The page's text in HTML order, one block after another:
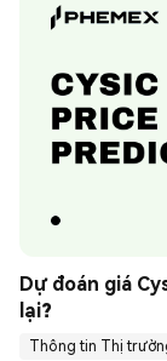
Dự đoán giá
lại?
Thông tin Thị